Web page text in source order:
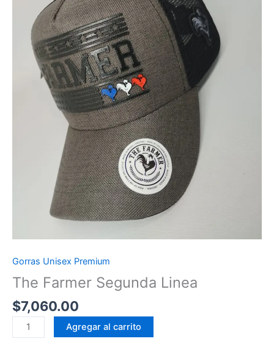
Gorras Unisex Premium
The Farmer Segunda Linea
$7,060.00
The
Farmer
Agregar al carrito